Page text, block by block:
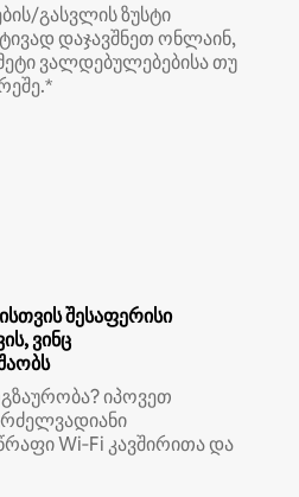
გასვლის ზუსტი
დაჯავშნეთ ონლაინ,
ვალდებულებებისა თუ
შესაფერისი
ვინც
იპოვეთ
Wi‑Fi კავშირითა და